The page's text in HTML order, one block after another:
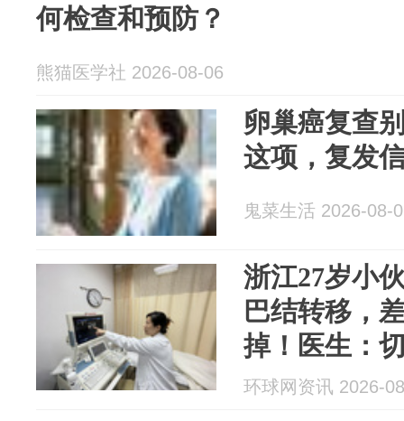
何检查和预防？
熊猫医学社 2026-08-06
卵巢癌复查
这项，复发
鬼菜生活 2026-08-
浙江27岁小
巴结转移，
掉！医生：
环球网资讯 2026-